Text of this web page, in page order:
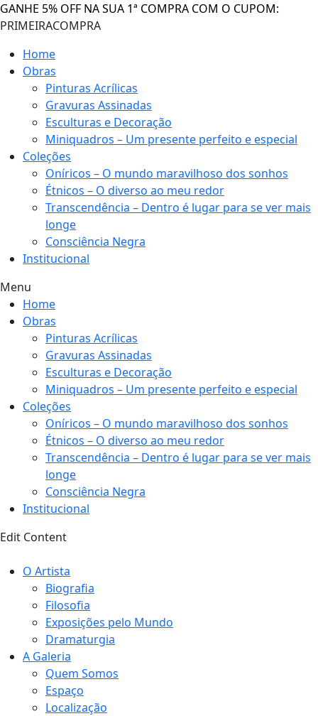
GANHE 5% OFF NA SUA 1ª COMPRA COM O CUPOM:
PRIMEIRACOMPRA
Home
Obras
Pinturas Acrílicas
Gravuras Assinadas
Esculturas e Decoração
Miniquadros – Um presente perfeito e especial
Coleções
Oníricos – O mundo maravilhoso dos sonhos
Étnicos – O diverso ao meu redor
Transcendência – Dentro é lugar para se ver mais
longe
Consciência Negra
Institucional
Menu
Home
Obras
Pinturas Acrílicas
Gravuras Assinadas
Esculturas e Decoração
Miniquadros – Um presente perfeito e especial
Coleções
Oníricos – O mundo maravilhoso dos sonhos
Étnicos – O diverso ao meu redor
Transcendência – Dentro é lugar para se ver mais
longe
Consciência Negra
Institucional
Edit Content
O Artista
Biografia
Filosofia
Exposições pelo Mundo
Dramaturgia
A Galeria
Quem Somos
Espaço
Localização